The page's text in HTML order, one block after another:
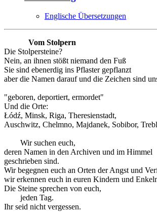
Englische Übersetzungen
Vom Stolpern
Die Stolpersteine?
Nein, an ihnen stößt niemand den Fuß
Sie sind ebenerdig ins Pflaster gepflanzt
aber die Namen darauf und die Zeichen sind
"geboren, deportiert, ermordet"
Und die Orte:
Łódź, Minsk, Riga, Theresienstadt,
Auschwitz, Chelmno, Majdanek, Sobibor,
Wir suchen euch,
deren Namen in den Archiven und im Himmel
geschrieben sind.
Wir begegnen euch an Orten der Angst und
wir erkennen euch in euren Kindern und
Die Steine sprechen von euch,
jeden Tag.
Ihr seid nicht vergessen.